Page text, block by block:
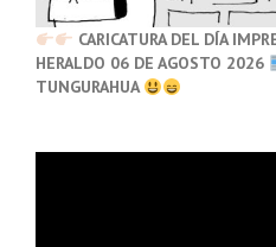
CARICATURA DEL DÍA
HERALDO 06 DE AGOSTO 2026
TUNGURAHUA